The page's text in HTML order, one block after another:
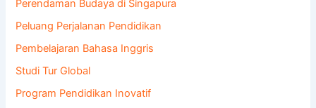
Perendaman Budaya di Singapura
Peluang Perjalanan Pendidikan
Pembelajaran Bahasa Inggris
Studi Tur Global
Program Pendidikan Inovatif